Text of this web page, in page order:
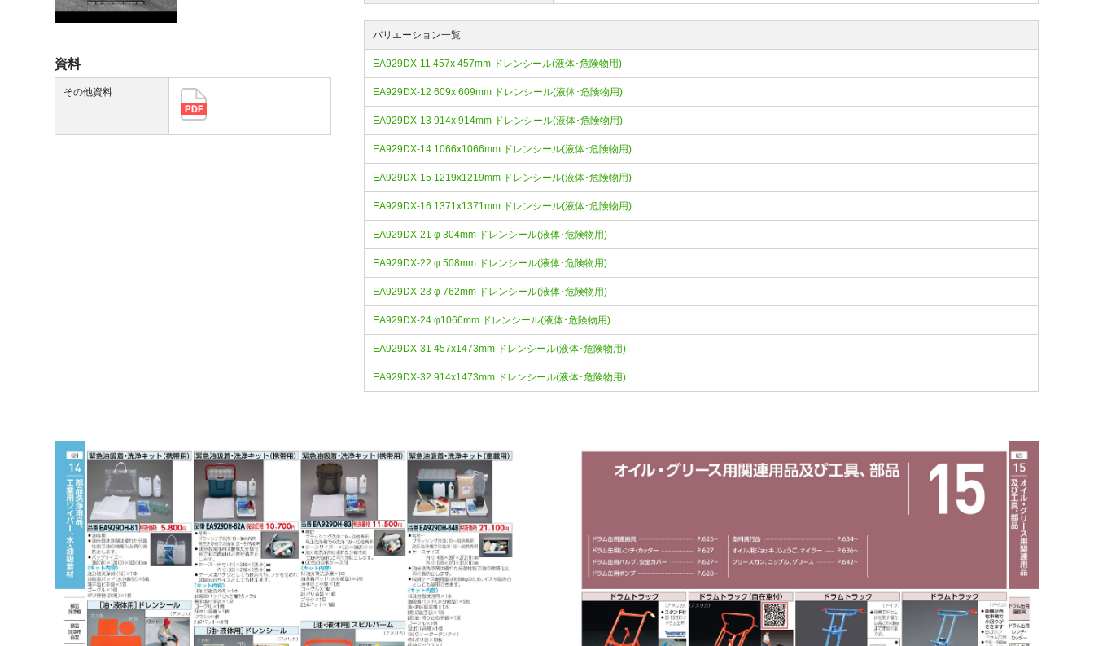
バリエーション一覧
EA929DX-11 457x 457mm ドレンシール(液体･危険物用)
EA929DX-12 609x 609mm ドレンシール(液体･危険物用)
EA929DX-13 914x 914mm ドレンシール(液体･危険物用)
EA929DX-14 1066x1066mm ドレンシール(液体･危険物用)
EA929DX-15 1219x1219mm ドレンシール(液体･危険物用)
EA929DX-16 1371x1371mm ドレンシール(液体･危険物用)
EA929DX-21 φ 304mm ドレンシール(液体･危険物用)
EA929DX-22 φ 508mm ドレンシール(液体･危険物用)
EA929DX-23 φ 762mm ドレンシール(液体･危険物用)
EA929DX-24 φ1066mm ドレンシール(液体･危険物用)
EA929DX-31 457x1473mm ドレンシール(液体･危険物用)
EA929DX-32 914x1473mm ドレンシール(液体･危険物用)
資料
その他資料